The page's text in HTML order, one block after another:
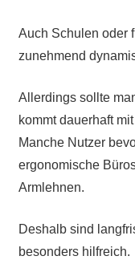
Auch Schulen oder
zunehmend
Allerdings sollte
kommt dauerhaft
Manche Nutzer
ergonomische
Armlehnen.
Deshalb sind
besonders hilfreich.